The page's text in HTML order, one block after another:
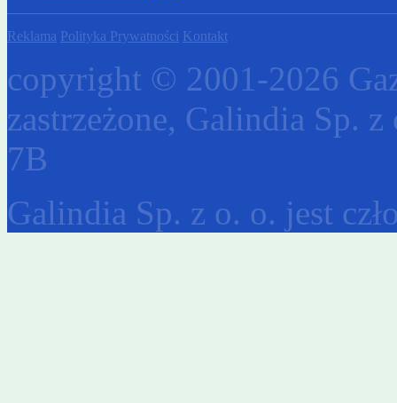
Reklama Polityka Prywatności Kontakt
copyright © 2001-2026
zastrzeżone, Galindia Sp.
7B
Galindia Sp. z o. o. jest